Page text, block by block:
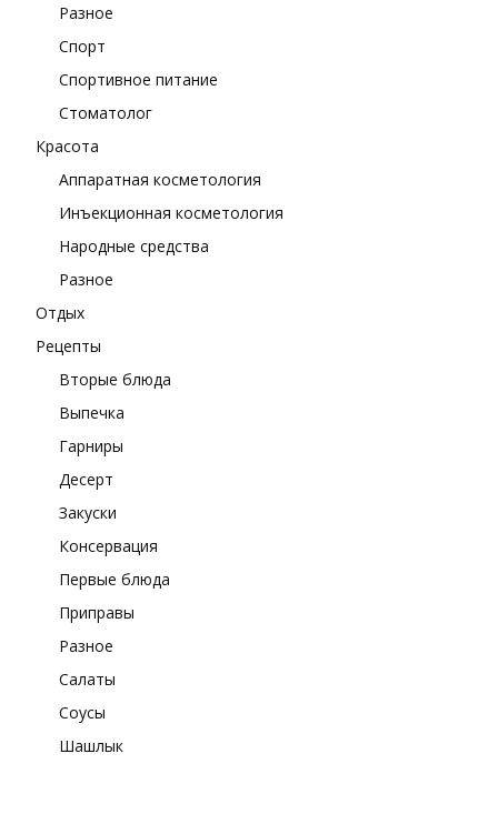
Разное
Спорт
Спортивное питание
Стоматолог
Красота
Аппаратная косметология
Инъекционная косметология
Народные средства
Разное
Отдых
Рецепты
Вторые блюда
Выпечка
Гарниры
Десерт
Закуски
Консервация
Первые блюда
Приправы
Разное
Салаты
Соусы
Шашлык